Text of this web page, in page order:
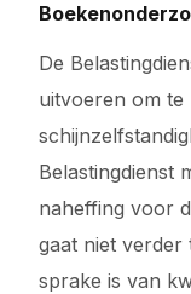
De
uitvoeren om
Belastingdienst
naheffing voor
gaat niet verder
sprake is van